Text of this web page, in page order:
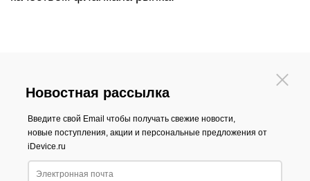
Новостная рассылка
Введите свой Email чтобы получать свежие новости,
новые поступления, акции и персональные предложения от
iDevice.ru